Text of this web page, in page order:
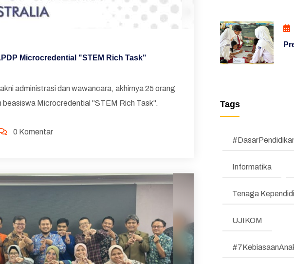
Microcredential "STEM Rich Task"
administrasi dan wawancara, akhirnya 25 orang
Microcredential "STEM Rich Task".
0 Komentar
(REFORM)
Pengumuman
Regulasi
Tags
Informatika
Tenaga
UJIKOM